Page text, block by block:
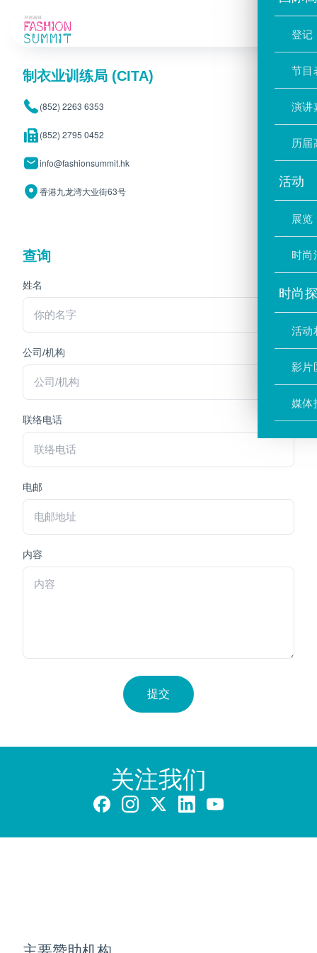
登记
节目
演讲
历届
活动
展览
时尚
时尚
活动
影片
媒体
制衣业训练局 (CITA)
(852) 2263 6353
(852) 2795 0452
info@fashionsummit.hk
香港九龙湾大业街63号
查询
姓名
公司/机构
联络电话
电邮
内容
提交
关注我们